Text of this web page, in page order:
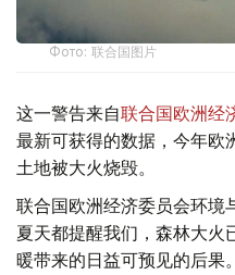
Фото: 联合国图片
这一警告来自联合国欧洲经
最新可获得的数据，今年
土地被大火烧毁。
联合国欧洲经济委员会环境
夏天都提醒我们，森林大火
暖带来的日益可预见的后果